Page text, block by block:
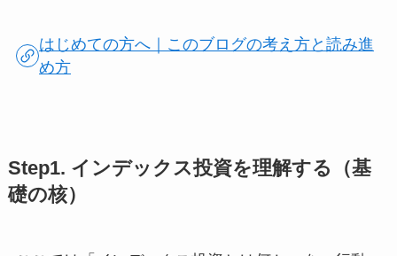
はじめての方へ｜このブログの考え方と読み進
め方
Step1. インデックス投資を理解する（基
礎の核）